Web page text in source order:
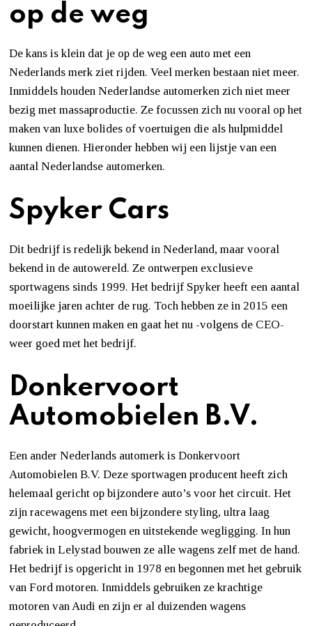
op de weg
De kans is klein dat je op de weg een auto met een
Nederlands merk ziet rijden. Veel merken bestaan niet meer.
Inmiddels houden Nederlandse automerken zich niet meer
bezig met massaproductie. Ze focussen zich nu vooral op het
maken van luxe bolides of voertuigen die als hulpmiddel
kunnen dienen. Hieronder hebben wij een lijstje van een
aantal Nederlandse automerken.
Spyker Cars
Dit bedrijf is redelijk bekend in Nederland, maar vooral
bekend in de autowereld. Ze ontwerpen exclusieve
sportwagens sinds 1999. Het bedrijf Spyker heeft een aantal
moeilijke jaren achter de rug. Toch hebben ze in 2015 een
doorstart kunnen maken en gaat het nu -volgens de CEO-
weer goed met het bedrijf.
Donkervoort
Automobielen B.V.
Een ander Nederlands automerk is Donkervoort
Automobielen B.V. Deze sportwagen producent heeft zich
helemaal gericht op bijzondere auto’s voor het circuit. Het
zijn racewagens met een bijzondere styling, ultra laag
gewicht, hoogvermogen en uitstekende wegligging. In hun
fabriek in Lelystad bouwen ze alle wagens zelf met de hand.
Het bedrijf is opgericht in 1978 en begonnen met het gebruik
van Ford motoren. Inmiddels gebruiken ze krachtige
motoren van Audi en zijn er al duizenden wagens